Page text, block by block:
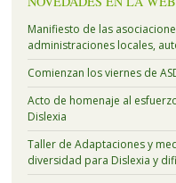
Manifiesto de las
administraciones locales,
Comienzan los viernes de
Acto de homenaje al
Dislexia
Taller de Adaptaciones y
diversidad para Dislexia y